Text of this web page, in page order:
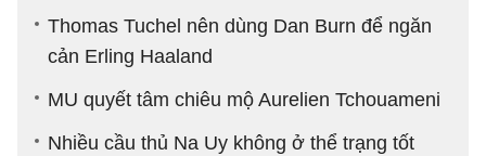
Thomas Tuchel nên dùng Dan Burn để ngăn
cản Erling Haaland
MU quyết tâm chiêu mộ Aurelien Tchouameni
Nhiều cầu thủ Na Uy không ở thể trạng tốt